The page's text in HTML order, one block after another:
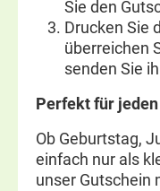
Sie den
Drucken Sie
überreichen
senden Sie
Perfekt für
Ob Geburtstag,
einfach nur als
unser Gutschein